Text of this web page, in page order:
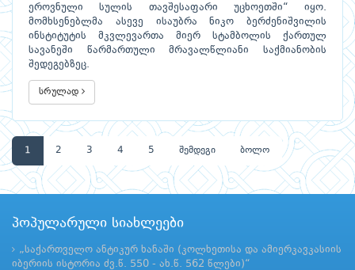
ეროვნული სულის თავშესაფარი უცხოეთში“ იყო.
მომხსენებლმა ასევე ისაუბრა ნიკო ბერძენიშვილის
ინსტიტუტის მკვლევართა მიერ სტამბოლის ქართულ
სავანეში წარმართული მრავალწლიანი საქმიანობის
შედეგებზეც.
სრულად
1 2 3 4 5 შემდეგი ბოლო
პოპულარული სიახლეები
„საქართველო ანტიკურ ხანაში (კოლხეთისა და ამიერკავკასიის
იბერიის ისტორია ძვ.წ. 550 - ახ.წ. 562 წლები)“